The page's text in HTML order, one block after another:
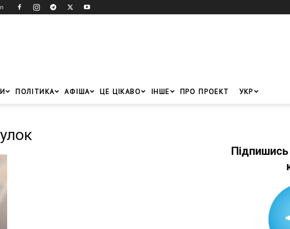
ПОЛІТИКА АФІША ЦЕ ЦІКАВО ІНШЕ ПРО ПРОЕКТ УКР